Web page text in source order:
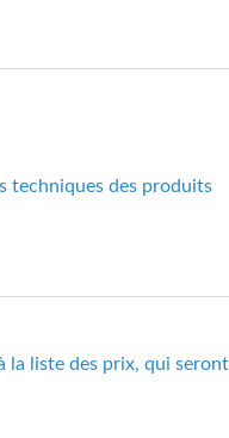
techniques des produits
liste des prix, qui